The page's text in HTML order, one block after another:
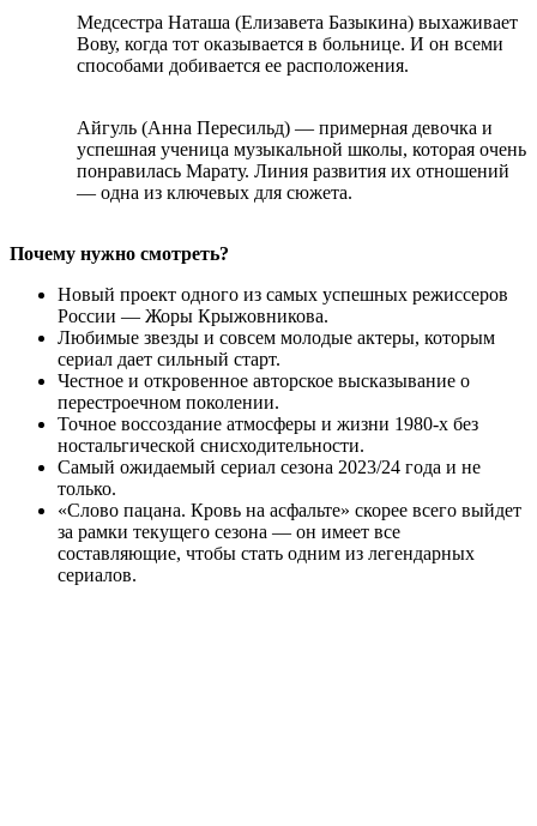
Медсестра Наташа (Елизавета Базыкина) выхаживает
Вову, когда тот оказывается в больнице. И он всеми
способами добивается ее расположения.
Айгуль (Анна Пересильд) — примерная девочка и
успешная ученица музыкальной школы, которая очень
понравилась Марату. Линия развития их отношений
— одна из ключевых для сюжета.
Почему нужно смотреть?
Новый проект одного из самых успешных режиссеров
России — Жоры Крыжовникова.
Любимые звезды и совсем молодые актеры, которым
сериал дает сильный старт.
Честное и откровенное авторское высказывание о
перестроечном поколении.
Точное воссоздание атмосферы и жизни 1980-х без
ностальгической снисходительности.
Самый ожидаемый сериал сезона 2023/24 года и не
только.
«Слово пацана. Кровь на асфальте» скорее всего выйдет
за рамки текущего сезона — он имеет все
составляющие, чтобы стать одним из легендарных
сериалов.